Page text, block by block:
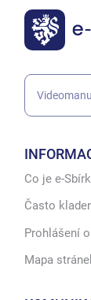
Co je e-
Často
Prohlášení
Mapa